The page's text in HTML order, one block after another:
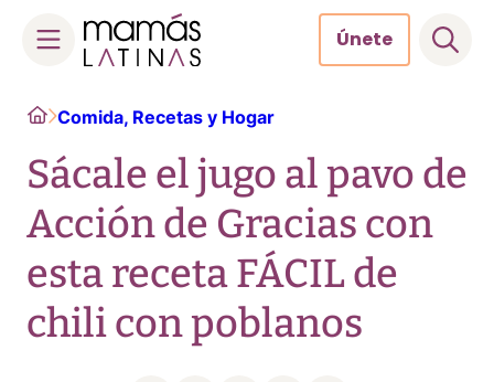
content
Únete
HomeComida, Recetas y Hogar
Sácale el jugo al pavo de
Acción de Gracias con
esta receta FÁCIL de
chili con poblanos